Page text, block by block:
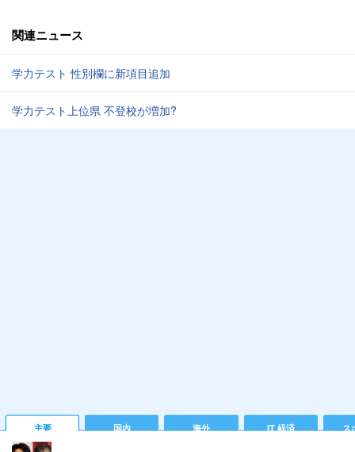
関連ニュース
学力テスト 性別欄に新項目追加
学力テスト上位県 不登校が増加?
主要 国内 海外 IT 経済 ス